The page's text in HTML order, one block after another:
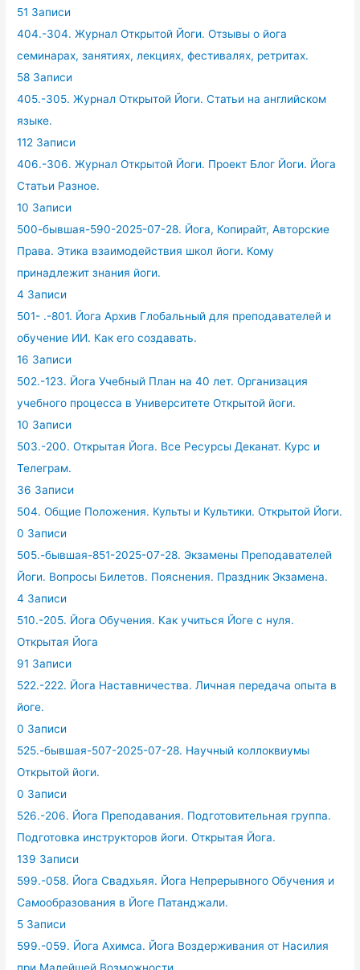
51 Записи
404.-304. Журнал Открытой Йоги. Отзывы о йога
семинарах, занятиях, лекциях, фестивалях, ретритах.
58 Записи
405.-305. Журнал Открытой Йоги. Статьи на английском
языке.
112 Записи
406.-306. Журнал Открытой Йоги. Проект Блог Йоги. Йога
Статьи Разное.
10 Записи
500-бывшая-590-2025-07-28. Йога, Копирайт, Авторские
Права. Этика взаимодействия школ йоги. Кому
принадлежит знания йоги.
4 Записи
501- .-801. Йога Архив Глобальный для преподавателей и
обучение ИИ. Как его создавать.
16 Записи
502.-123. Йога Учебный План на 40 лет. Организация
учебного процесса в Университете Открытой йоги.
10 Записи
503.-200. Открытая Йога. Все Ресурсы Деканат. Курс и
Телеграм.
36 Записи
504. Общие Положения. Культы и Культики. Открытой Йоги.
0 Записи
505.-бывшая-851-2025-07-28. Экзамены Преподавателей
Йоги. Вопросы Билетов. Пояснения. Праздник Экзамена.
4 Записи
510.-205. Йога Обучения. Как учиться Йоге с нуля.
Открытая Йога
91 Записи
522.-222. Йога Наставничества. Личная передача опыта в
йоге.
0 Записи
525.-бывшая-507-2025-07-28. Научный коллоквиумы
Открытой йоги.
0 Записи
526.-206. Йога Преподавания. Подготовительная группа.
Подготовка инструкторов йоги. Открытая Йога.
139 Записи
599.-058. Йога Свадхьяя. Йога Непрерывного Обучения и
Самообразования в Йоге Патанджали.
5 Записи
599.-059. Йога Ахимса. Йога Воздерживания от Насилия
при Малейшей Возможности.